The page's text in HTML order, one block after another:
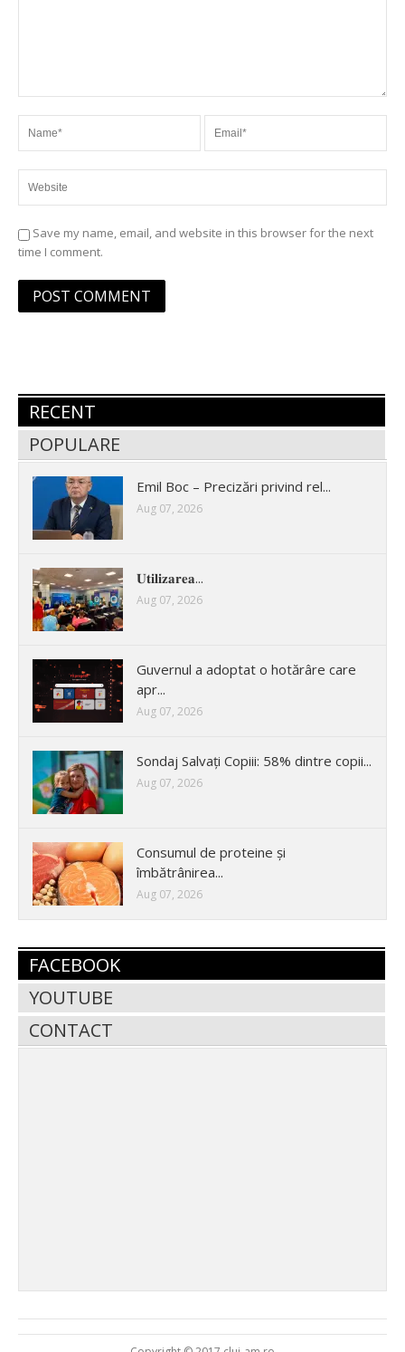
Save my name, email, and website in this browser for the next
time I comment.
RECENT
POPULARE
Emil Boc – Precizări privind rel...
Aug 07, 2026
𝐔𝐭𝐢𝐥𝐢𝐳𝐚𝐫𝐞𝐚...
Aug 07, 2026
Guvernul a adoptat o hotărâre care
apr...
Aug 07, 2026
Sondaj Salvați Copiii: 58% dintre copii...
Aug 07, 2026
Consumul de proteine și
îmbătrânirea...
Aug 07, 2026
FACEBOOK
YOUTUBE
CONTACT